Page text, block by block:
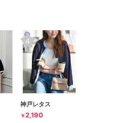
神戸レタス
￥2,190